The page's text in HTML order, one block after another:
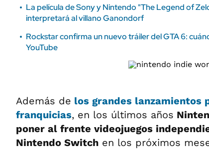
La película de Sony y Nintendo "The Legend of
interpretará al villano Ganondorf
Rockstar confirma un nuevo tráiler del GTA 6:
YouTube
Además de los grandes lanzamientos
franquicias, en los últimos años
poner al frente videojuegos
Nintendo Switch en los próximos